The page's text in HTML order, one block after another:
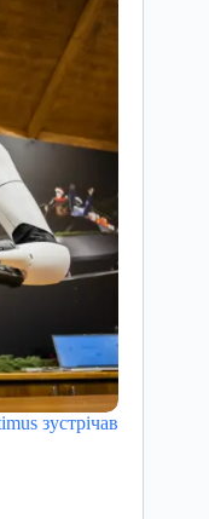
зустрічав